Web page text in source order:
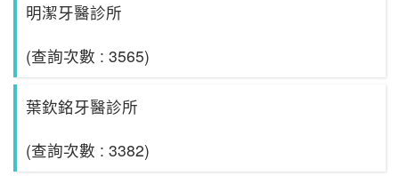
明潔牙醫診所
(查詢次數 : 3565)
葉欽銘牙醫診所
(查詢次數 : 3382)